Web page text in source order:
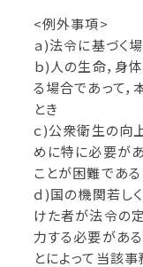
<例外事項>
ａ)法令に基づく
ｂ)人の生命，身
る場合であって
とき
ｃ)公衆衛生の向
めに特に必要が
ことが困難である
ｄ)国の機関若し
けた者が法令の
力する必要があ
とによって当該